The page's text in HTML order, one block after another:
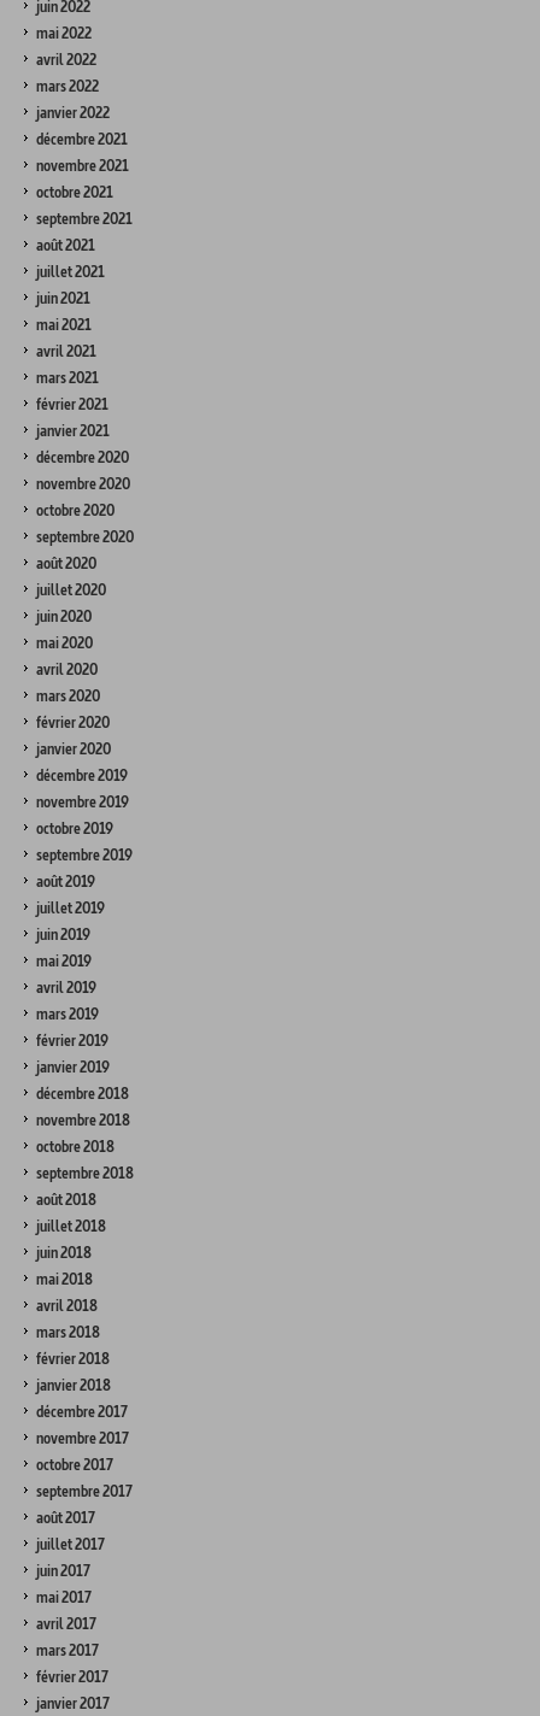
juin 2022
mai 2022
avril 2022
mars 2022
janvier 2022
décembre 2021
novembre 2021
octobre 2021
septembre 2021
août 2021
juillet 2021
juin 2021
mai 2021
avril 2021
mars 2021
février 2021
janvier 2021
décembre 2020
novembre 2020
octobre 2020
septembre 2020
août 2020
juillet 2020
juin 2020
mai 2020
avril 2020
mars 2020
février 2020
janvier 2020
décembre 2019
novembre 2019
octobre 2019
septembre 2019
août 2019
juillet 2019
juin 2019
mai 2019
avril 2019
mars 2019
février 2019
janvier 2019
décembre 2018
novembre 2018
octobre 2018
septembre 2018
août 2018
juillet 2018
juin 2018
mai 2018
avril 2018
mars 2018
février 2018
janvier 2018
décembre 2017
novembre 2017
octobre 2017
septembre 2017
août 2017
juillet 2017
juin 2017
mai 2017
avril 2017
mars 2017
février 2017
janvier 2017